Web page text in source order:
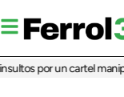
por un cartel manipulado